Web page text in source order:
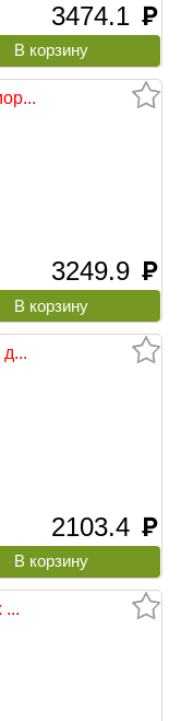
3474.1 руб
3249.9 руб
2103.4 руб